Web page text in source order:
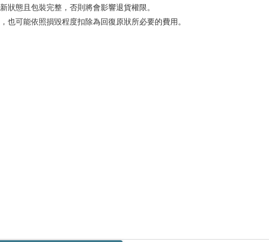
態且包裝完整，否則將會影響退貨權限。
可能依照損毀程度扣除為回復原狀所必要的費用。